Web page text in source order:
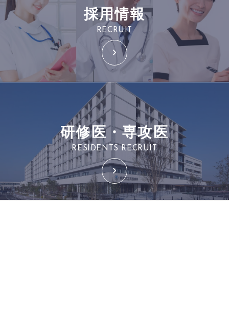
採用情報
RECRUIT
研修医・専攻医
RESIDENTS RECRUIT